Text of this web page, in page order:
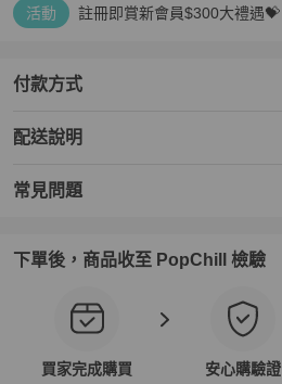
活動 註冊即賞新會員$300大禮遇💝
付款方式
配送說明
常見問題
下單後，商品收至 PopChill 檢驗
買家完成購買 安心購驗證